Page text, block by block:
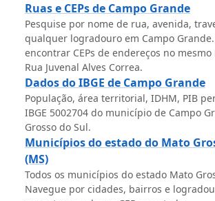
Ruas e CEPs de Campo Grande
Pesquise por nome de rua, avenida,
qualquer logradouro em Campo
encontrar CEPs de endereços no
Rua Juvenal Alves Correa.
Dados do IBGE de Campo Grande
População, área territorial, IDHM, PIB
IBGE 5002704 do município de Campo
Grosso do Sul.
Municípios do estado do Mato
(MS)
Todos os municípios do estado Mato
Navegue por cidades, bairros e